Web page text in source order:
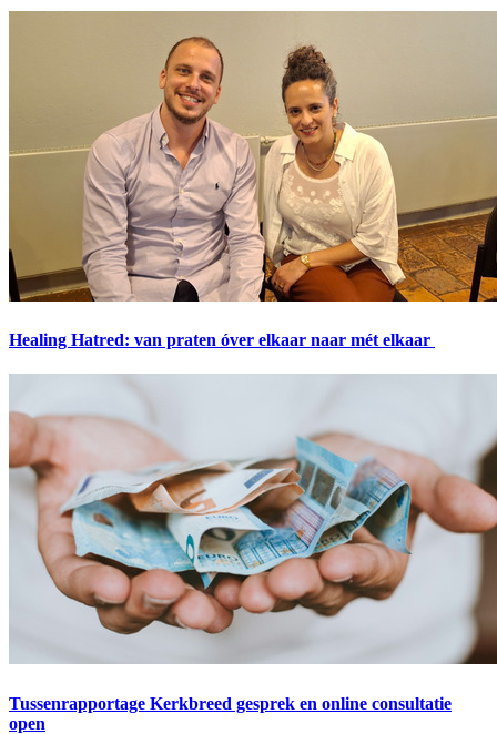
Healing Hatred: van praten óver elkaar naar mét elkaar
Tussenrapportage Kerkbreed gesprek en online consultatie
open